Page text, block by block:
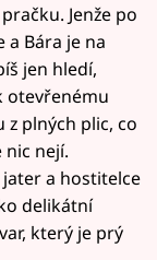
Jenže po
Bára je na
jen hledí,
otevřenému
plných plic, co
nic nejí.
a hostitelce
delikátní
který je prý